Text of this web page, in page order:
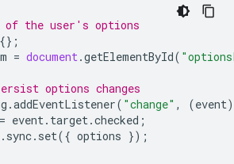
of the user's options
{};
= document.getElementById(
options changes
.addEventListener( "change" , (event)
= event. target.checked ;
. sync. set({ options });